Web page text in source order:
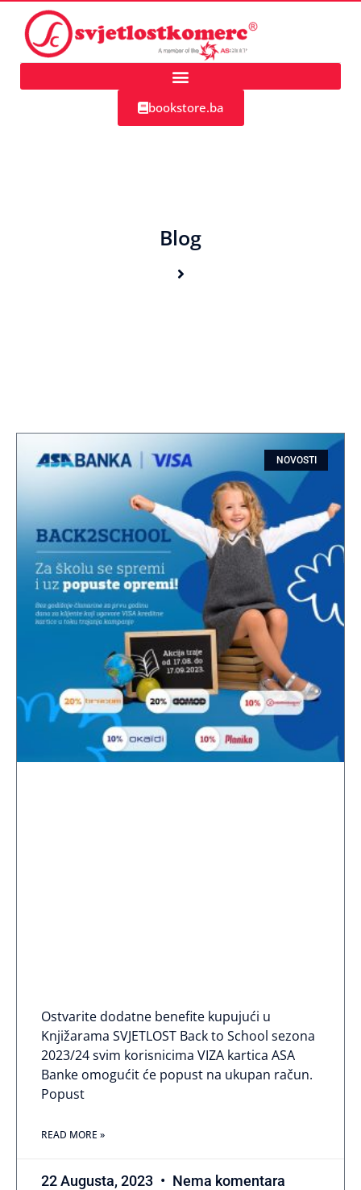
bookstore.ba
Blog
NOVOSTI
Ostvarite dodatne benefite kupujući u
Knjižarama SVJETLOST Back to School sezona
2023/24 svim korisnicima VIZA kartica ASA
Banke omogućit će popust na ukupan račun.
Popust
READ MORE »
22 Augusta, 2023 Nema komentara